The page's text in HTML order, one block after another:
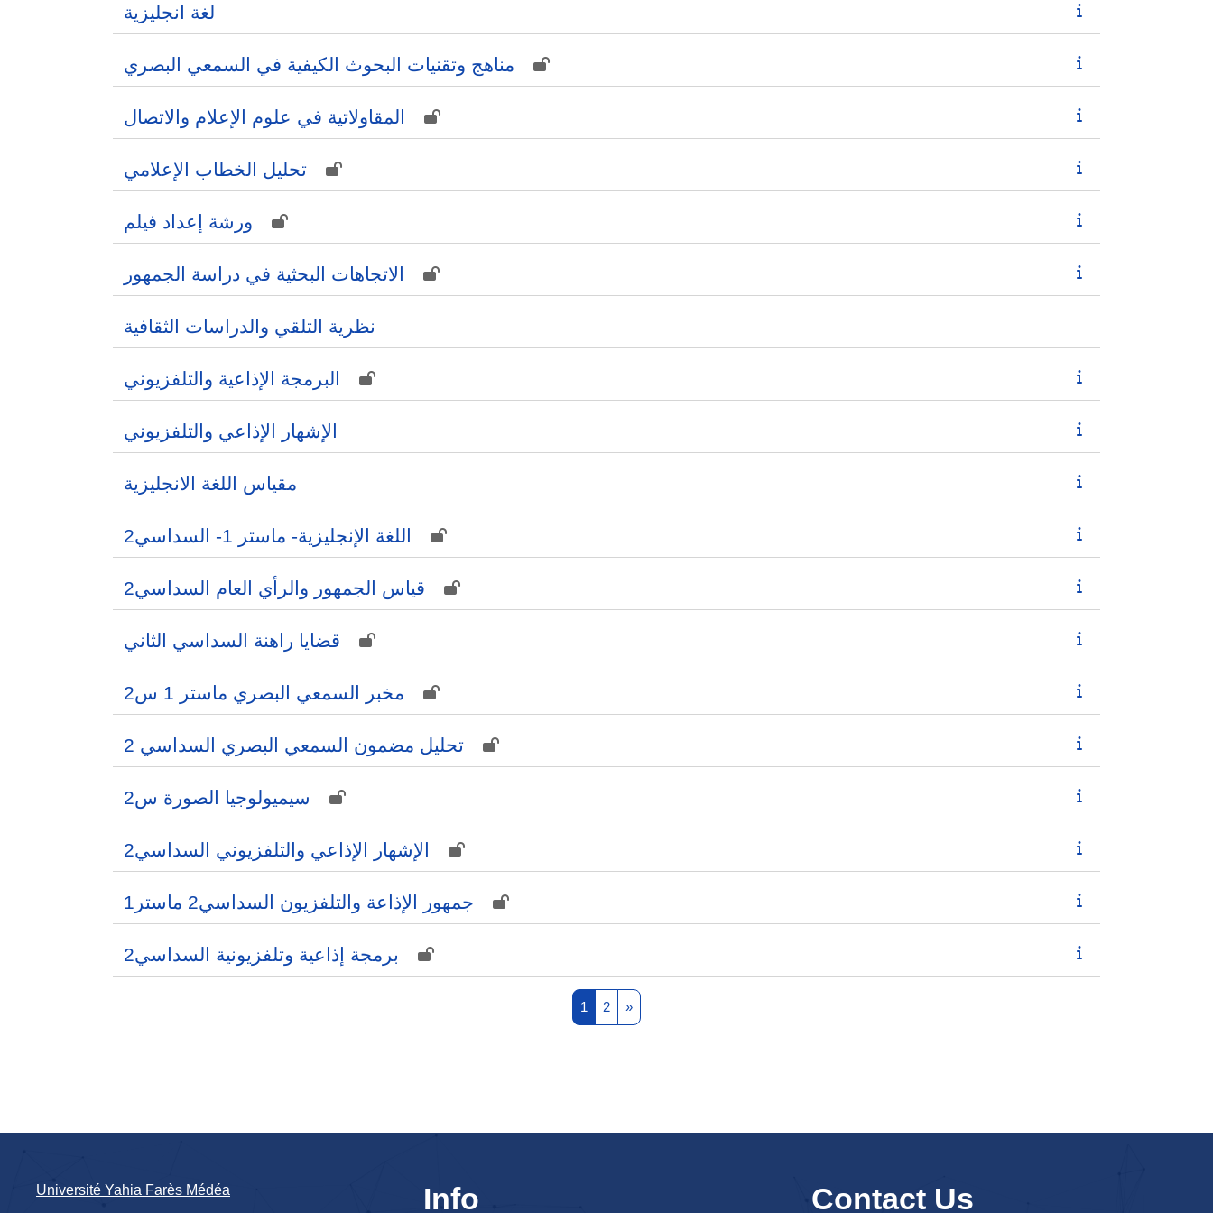
لغة انجليزية
مناهج وتقنيات البحوث الكيفية في السمعي البصري
المقاولاتية في علوم الإعلام والاتصال
تحليل الخطاب الإعلامي
ورشة إعداد فيلم
الاتجاهات البحثية في دراسة الجمهور
نظرية التلقي والدراسات الثقافية
البرمجة الإذاعية والتلفزيوني
الإشهار الإذاعي والتلفزيوني
مقياس اللغة الانجليزية
اللغة الإنجليزية- ماستر 1- السداسي2
قياس الجمهور والرأي العام السداسي2
قضايا راهنة السداسي الثاني
مخبر السمعي البصري ماستر 1 س2
تحليل مضمون السمعي البصري السداسي 2
سيميولوجيا الصورة س2
الإشهار الإذاعي والتلفزيوني السداسي2
جمهور الإذاعة والتلفزيون السداسي2 ماستر1
برمجة إذاعية وتلفزيونية السداسي2
1 Page 1
2Page 2
»Next page
Université Yahia Farès Médéa
Info Contact Us